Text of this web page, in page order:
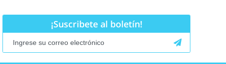
¡Suscribete al boletín!